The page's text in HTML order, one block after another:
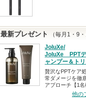
最新プレゼント
（毎月1・9
JoluXe/
JoluXe PPT
ャンプー＆ト
贅沢なPPTケア
常ダメージを徹
アプローチ【1名
他の